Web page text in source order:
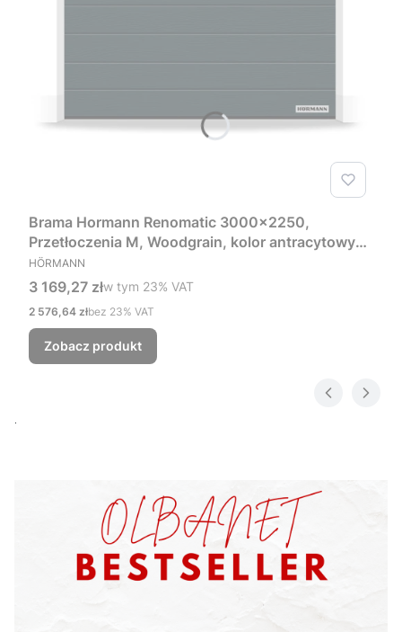
Brama Hormann Renomatic 3000x2250,
Przetłoczenia M, Woodgrain, kolor antracytowy
RAL 7016 + Prowadzenie Z
PRODUCENT
HÖRMANN
Cena brutto
3 169,27 złw tym %s VAT
w tym 23% VAT
Cena netto
2 576,64 złbez 23% VAT
Zobacz produkt